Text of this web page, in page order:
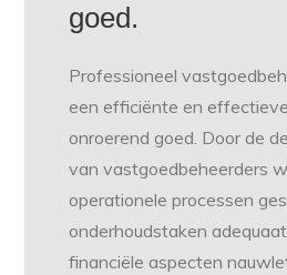
goed.
Professioneel
een efficiënte en
onroerend goed. Door de
van vastgoedbeheerders
operationele processen
onderhoudstaken
financiële aspecten